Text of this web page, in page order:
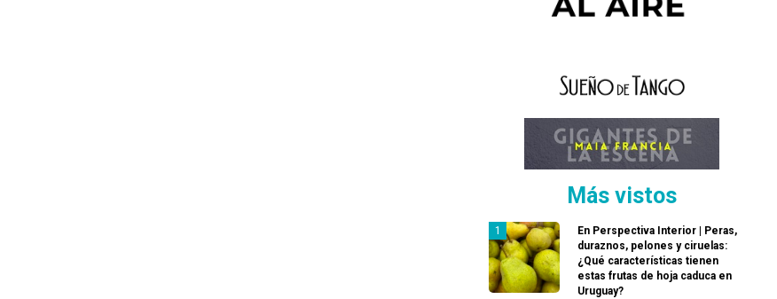
Más vistos
En Perspectiva Interior | Peras,
duraznos, pelones y ciruelas:
¿Qué características tienen
estas frutas de hoja caduca en
Uruguay?